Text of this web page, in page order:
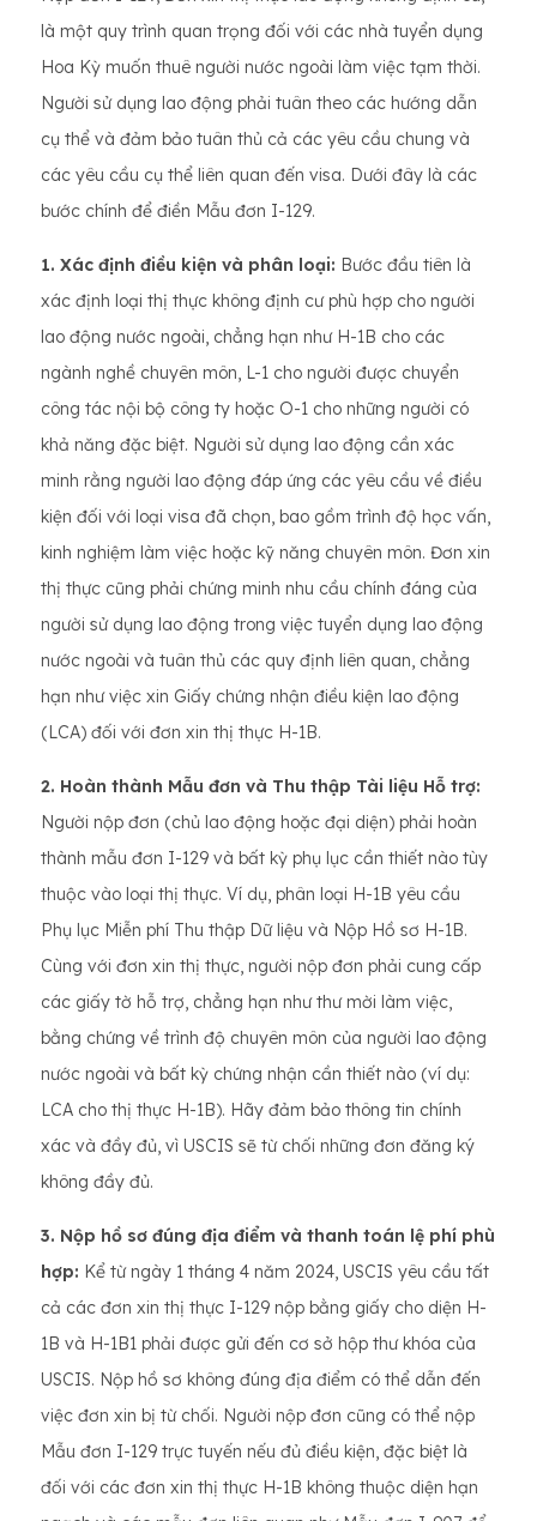
là một quy trình quan trọng đối với các nhà tuyển dụng
Hoa Kỳ muốn thuê người nước ngoài làm việc tạm thời.
Người sử dụng lao động phải tuân theo các hướng dẫn
cụ thể và đảm bảo tuân thủ cả các yêu cầu chung và
các yêu cầu cụ thể liên quan đến visa. Dưới đây là các
bước chính để điền Mẫu đơn I-129.
1. Xác định điều kiện và phân loại: Bước đầu tiên là
xác định loại thị thực không định cư phù hợp cho người
lao động nước ngoài, chẳng hạn như H-1B cho các
ngành nghề chuyên môn, L-1 cho người được chuyển
công tác nội bộ công ty hoặc O-1 cho những người có
khả năng đặc biệt. Người sử dụng lao động cần xác
minh rằng người lao động đáp ứng các yêu cầu về điều
kiện đối với loại visa đã chọn, bao gồm trình độ học vấn,
kinh nghiệm làm việc hoặc kỹ năng chuyên môn. Đơn xin
thị thực cũng phải chứng minh nhu cầu chính đáng của
người sử dụng lao động trong việc tuyển dụng lao động
nước ngoài và tuân thủ các quy định liên quan, chẳng
hạn như việc xin Giấy chứng nhận điều kiện lao động
(LCA) đối với đơn xin thị thực H-1B.
2. Hoàn thành Mẫu đơn và Thu thập Tài liệu Hỗ trợ:
Người nộp đơn (chủ lao động hoặc đại diện) phải hoàn
thành mẫu đơn I-129 và bất kỳ phụ lục cần thiết nào tùy
thuộc vào loại thị thực. Ví dụ, phân loại H-1B yêu cầu
Phụ lục Miễn phí Thu thập Dữ liệu và Nộp Hồ sơ H-1B.
Cùng với đơn xin thị thực, người nộp đơn phải cung cấp
các giấy tờ hỗ trợ, chẳng hạn như thư mời làm việc,
bằng chứng về trình độ chuyên môn của người lao động
nước ngoài và bất kỳ chứng nhận cần thiết nào (ví dụ:
LCA cho thị thực H-1B). Hãy đảm bảo thông tin chính
xác và đầy đủ, vì USCIS sẽ từ chối những đơn đăng ký
không đầy đủ.
3. Nộp hồ sơ đúng địa điểm và thanh toán lệ phí phù
hợp: Kể từ ngày 1 tháng 4 năm 2024, USCIS yêu cầu tất
cả các đơn xin thị thực I-129 nộp bằng giấy cho diện H-
1B và H-1B1 phải được gửi đến cơ sở hộp thư khóa của
USCIS. Nộp hồ sơ không đúng địa điểm có thể dẫn đến
việc đơn xin bị từ chối. Người nộp đơn cũng có thể nộp
Mẫu đơn I-129 trực tuyến nếu đủ điều kiện, đặc biệt là
đối với các đơn xin thị thực H-1B không thuộc diện hạn